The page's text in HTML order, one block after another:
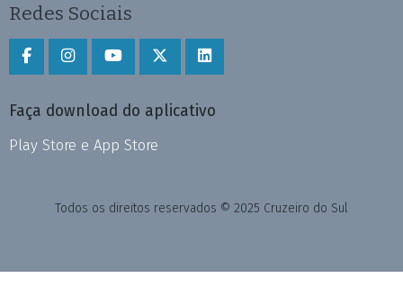
Redes Sociais
Faça download do aplicativo
Play Store e App Store
Todos os direitos reservados © 2025 Cruzeiro do Sul